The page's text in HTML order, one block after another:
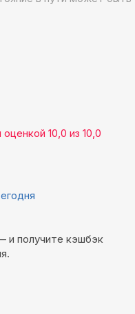
оценкой 10,0 из 10,0
и получите кэшбэк